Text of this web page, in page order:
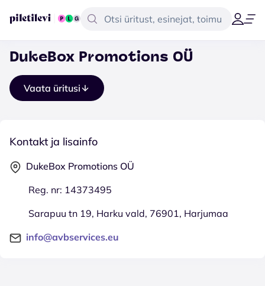
DukeBox Promotions OÜ
Vaata üritusi
Kontakt ja lisainfo
DukeBox Promotions OÜ
Reg. nr: 14373495
Sarapuu tn 19, Harku vald, 76901, Harjumaa
info@avbservices.eu